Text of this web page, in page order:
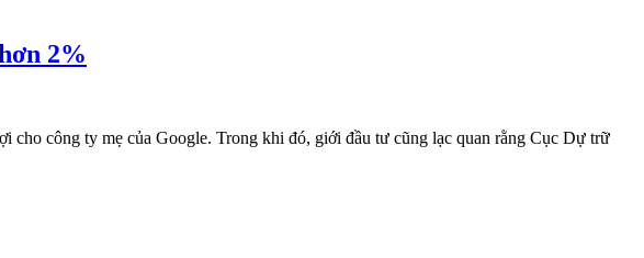
2%
cho công ty mẹ của Google. Trong khi đó, giới đầu tư cũng lạc quan rằng Cục Dự trữ